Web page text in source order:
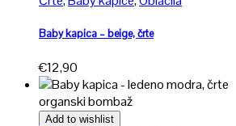
Baby kapica – beige, črte
€12,90
organski bombaž
Add to wishlist